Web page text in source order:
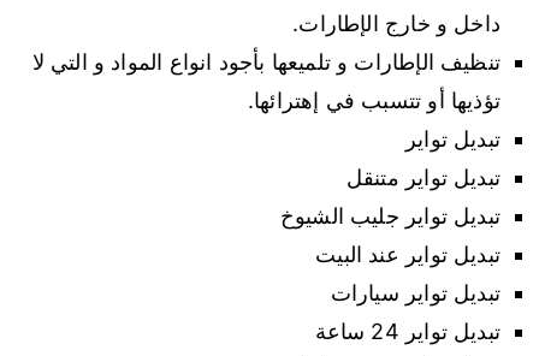
داخل و خارج الإطارات.
تنظيف الإطارات و تلميعها بأجود انواع المواد و التي لا
تؤذيها أو تتسبب في إهترائها.
تبديل تواير
تبديل تواير متنقل
تبديل تواير جليب الشيوخ
تبديل تواير عند البيت
تبديل تواير سيارات
تبديل تواير 24 ساعة